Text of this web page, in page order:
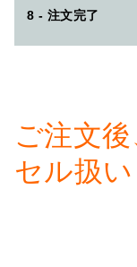
8 - 注文完了
ご注文
セル扱